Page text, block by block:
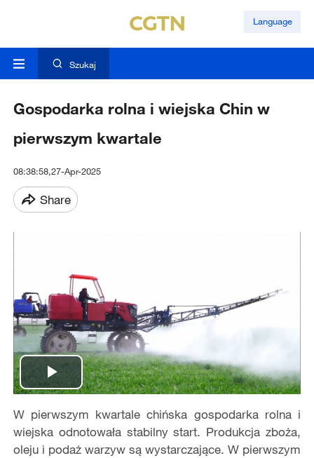
Language
Szukaj
Gospodarka rolna i wiejska Chin w
pierwszym kwartale
08:38:58,27-Apr-2025
Share
Play
Video
W pierwszym kwartale chińska gospodarka rolna i
wiejska odnotowała stabilny start. Produkcja zboża,
oleju i podaż warzyw są wystarczające. W pierwszym